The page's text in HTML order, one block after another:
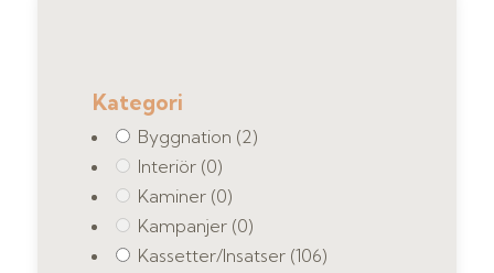
Kategori
Byggnation (2)
Interiör (0)
Kaminer (0)
Kampanjer (0)
Kassetter/Insatser (106)